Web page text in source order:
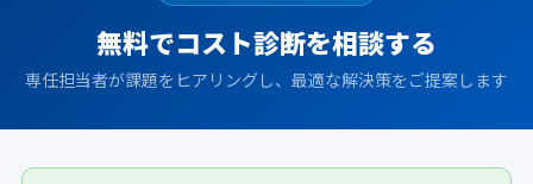
無料でコスト診断を相談する
専任担当者が課題をヒアリングし、最適な解決策をご提案します